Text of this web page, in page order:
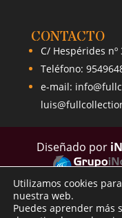
CONTACTO
C/ Hespérides nº
Teléfono:
e-mail:
Diseñado por
reservados. |
Utilizamos cookies
nuestra web.
Puedes aprender más